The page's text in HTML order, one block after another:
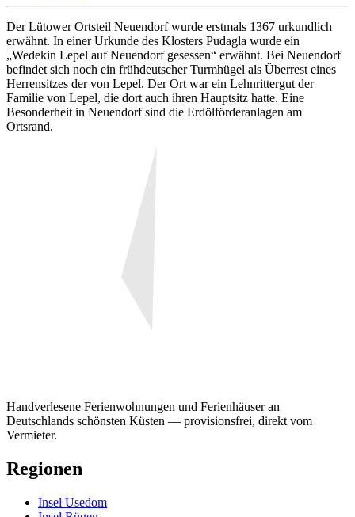
Der Lütower Ortsteil Neuendorf wurde erstmals 1367 urkundlich
erwähnt. In einer Urkunde des Klosters Pudagla wurde ein
„Wedekin Lepel auf Neuendorf gesessen“ erwähnt. Bei Neuendorf
befindet sich noch ein frühdeutscher Turmhügel als Überrest eines
Herrensitzes der von Lepel. Der Ort war ein Lehnrittergut der
Familie von Lepel, die dort auch ihren Hauptsitz hatte. Eine
Besonderheit in Neuendorf sind die Erdölförderanlagen am
Ortsrand.
Handverlesene Ferienwohnungen und Ferienhäuser an
Deutschlands schönsten Küsten — provisionsfrei, direkt vom
Vermieter.
Regionen
Insel Usedom